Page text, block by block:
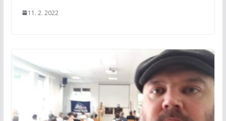
11. 2. 2022